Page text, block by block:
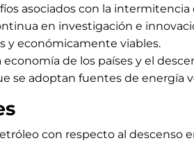
asociados con la intermitencia
en investigación e
y económicamente viables.
economía de los países y el
se adoptan fuentes de energía
con respecto al descenso